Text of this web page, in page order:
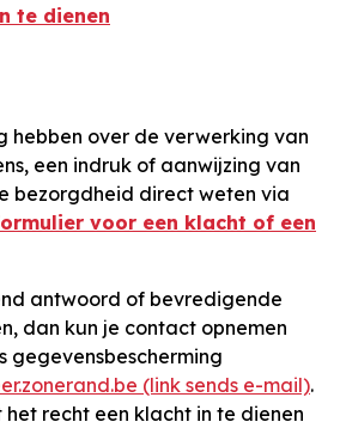
te dienen
hebben over de verwerking van
een indruk of aanwijzing van
bezorgdheid direct weten via
voor een klacht of een
antwoord of bevredigende
dan kun je contact opnemen
gegevensbescherming
(link sends e-mail).
recht een klacht in te dienen